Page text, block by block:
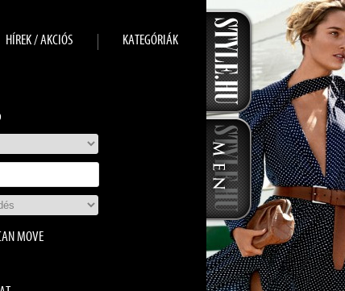
HÍREK / AKCIÓS KATEGÓRIÁK
MOVE